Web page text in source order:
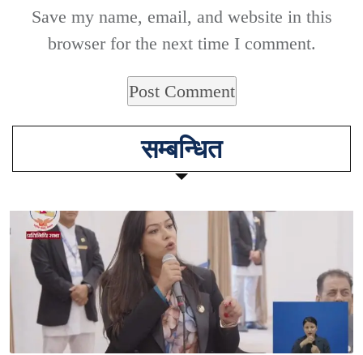
Save my name, email, and website in this
browser for the next time I comment.
सम्बन्धित